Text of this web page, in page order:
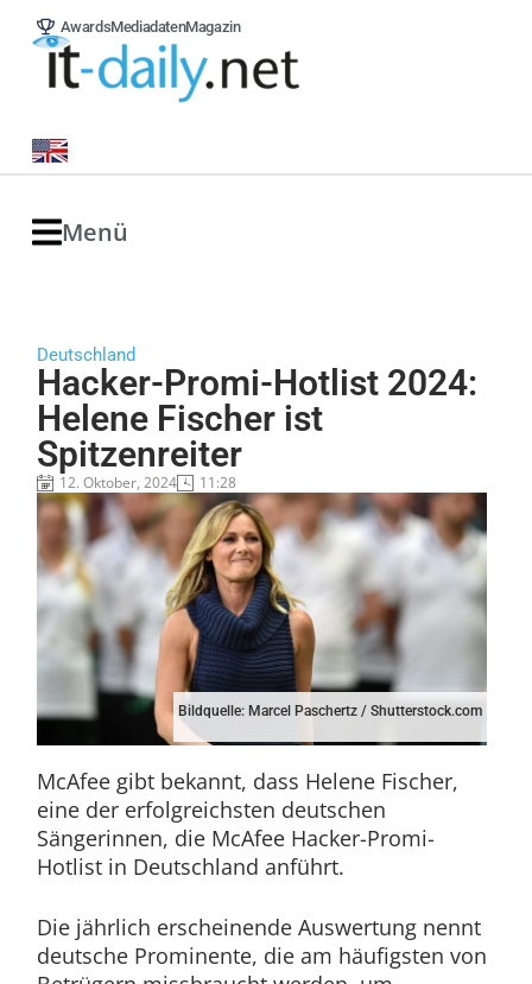
AwardsMediadatenMagazin
Menü
Deutschland
Hacker-Promi-Hotlist 2024:
Helene Fischer ist
Spitzenreiter
12. Oktober, 2024 11:28
Bildquelle: Marcel Paschertz / Shutterstock.com
McAfee gibt bekannt, dass Helene Fischer,
eine der erfolgreichsten deutschen
Sängerinnen, die McAfee Hacker-Promi-
Hotlist in Deutschland anführt.
Die jährlich erscheinende Auswertung nennt
deutsche Prominente, die am häufigsten von